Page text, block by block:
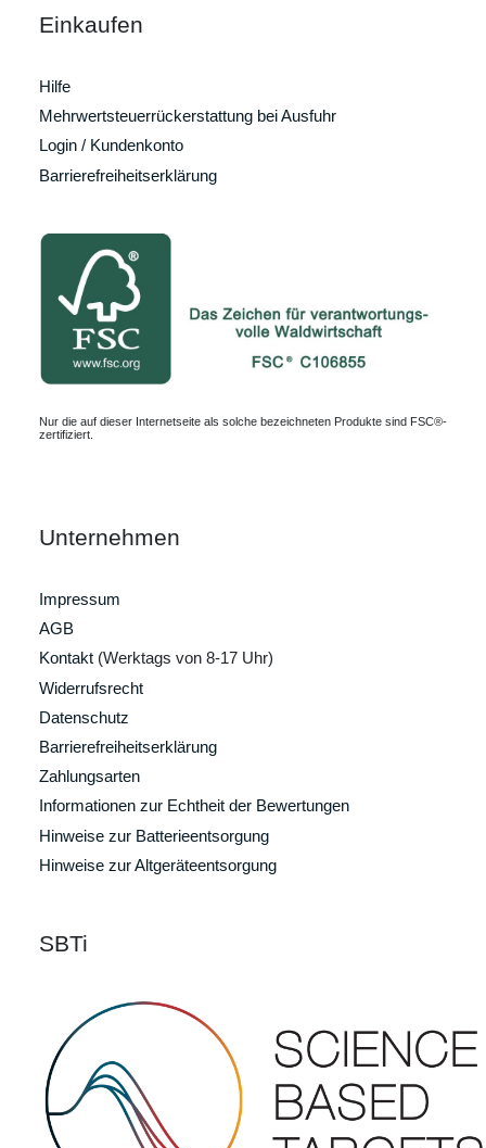
Einkaufen
Hilfe
Mehrwertsteuerrückerstattung bei Ausfuhr
Login / Kundenkonto
Barrierefreiheitserklärung
Nur die auf dieser Internetseite als solche bezeichneten Produkte sind FSC®-
zertifiziert.
Unternehmen
Impressum
AGB
Kontakt (Werktags von 8-17 Uhr)
Widerrufsrecht
Datenschutz
Barrierefreiheitserklärung
Zahlungsarten
Informationen zur Echtheit der Bewertungen
Hinweise zur Batterieentsorgung
Hinweise zur Altgeräteentsorgung
SBTi